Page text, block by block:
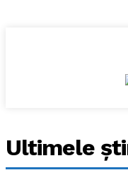
Ultimele